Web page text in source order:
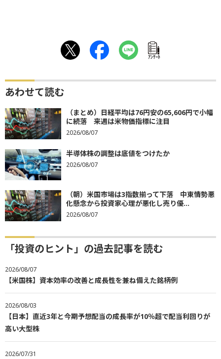
ｱﾝｹｰﾄ
あわせて読む
（まとめ）日経平均は76円安の65,606円で小幅
に続落 来週は米物価指標に注目
2026/08/07
半導体株の調整は底値をつけたか
2026/08/07
（朝）米国市場は3指数揃って下落 中東情勢悪
化懸念から投資家心理が悪化し売り優...
2026/08/07
「投資のヒント」の過去記事を読む
2026/08/07
【米国株】資本効率の改善と成長性を兼ね備えた銘柄例
2026/08/03
【日本】直近3年と今期予想配当の成長率が10％超で配当利回りが
高い大型株
2026/07/31